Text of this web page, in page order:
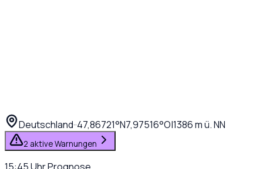
Deutschland··47,86721°N7,97516°O|1386m ü. NN
2 aktive Warnungen
15:45UhrPrognose